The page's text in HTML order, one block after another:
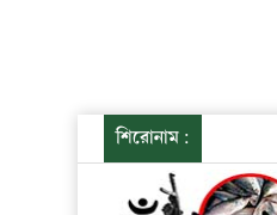
শিরোনাম: